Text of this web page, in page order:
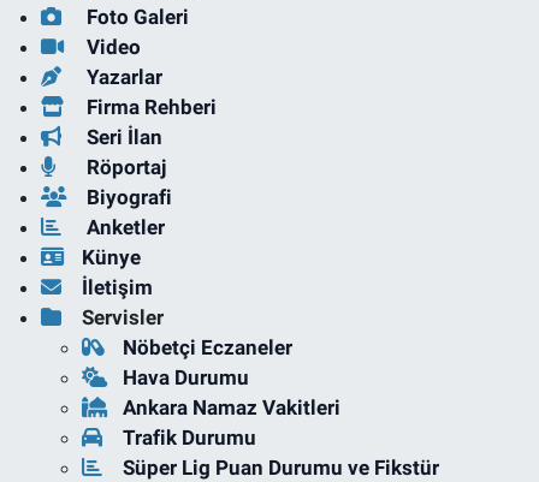
Foto Galeri
Video
Yazarlar
Firma Rehberi
Seri İlan
Röportaj
Biyografi
Anketler
Künye
İletişim
Servisler
Nöbetçi Eczaneler
Hava Durumu
Ankara Namaz Vakitleri
Trafik Durumu
Süper Lig Puan Durumu ve Fikstür